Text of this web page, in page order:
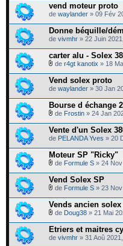
vend moteur proto
de waylander » 09 Fév
Donne béquille/
de vivmhr » 22 Juin
carter alu - Solex
de r4gt kanotix » 18
Vend solex proto
de waylander » 30 Jan
Bourse d échange
de Frostin » 24 Jan
Vente d'un Solex
de PELANDA Yves » 20
Moteur SP "Ricky"
de Formule S » 24
Vend Solex SP
de Formule S » 23
Vends ancien
de Doug38 » 21 Mai
Etriers et maitres
de vivmhr » 31 Aoû